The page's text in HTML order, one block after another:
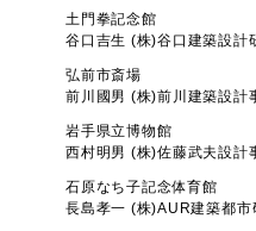
土門拳記念館
谷口吉生 (株)谷口建築設計
弘前市斎場
前川國男 (株)前川建築設計
岩手県立博物館
西村明男 (株)佐藤武夫設計
石原なち子記念体育館
長島孝一 (株)AUR建築都市